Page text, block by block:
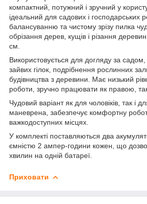
компактний, потужний і зручний у
ідеальний для садових і господарських
балансуванню та чистому зрізу пилка
обрізання дерев, кущів і різання
см.
Використовується для догляду за садом,
зайвих гілок, подрібнення рослинних
будівництва з деревини. Має низький
роботи, зручно працювати як правою,
Чудовий варіант як для чоловіків, так і
маневрена, забезпечує комфортну
важкодоступних місцях.
У комплекті поставляються два
ємністю 2 ампер-години кожен, що
хвилин на одній батареї.
Приховати